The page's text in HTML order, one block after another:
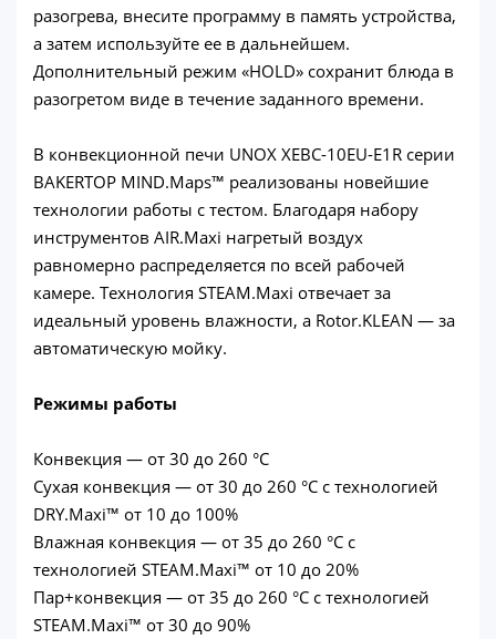
разогрева, внесите программу в память устройства,
а затем используйте ее в дальнейшем.
Дополнительный режим «HOLD» сохранит блюда в
разогретом виде в течение заданного времени.
В конвекционной печи UNOX XEBC-10EU-E1R серии
BAKERTOP MIND.Maps™ реализованы новейшие
технологии работы с тестом. Благодаря набору
инструментов AIR.Maxi нагретый воздух
равномерно распределяется по всей рабочей
камере. Технология STEAM.Maxi отвечает за
идеальный уровень влажности, а Rotor.KLEAN — за
автоматическую мойку.
Режимы работы
Конвекция — от 30 до 260 °C
Сухая конвекция — от 30 до 260 °C с технологией
DRY.Maxi™ от 10 до 100%
Влажная конвекция — от 35 до 260 °C с
технологией STEAM.Maxi™ от 10 до 20%
Пар+конвекция — от 35 до 260 °C с технологией
STEAM.Maxi™ от 30 до 90%